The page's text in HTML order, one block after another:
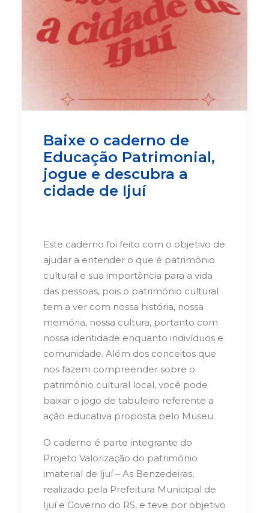
Baixe o caderno de
Educação Patrimonial,
jogue e descubra a
cidade de Ijuí
Este caderno foi feito com o objetivo de
ajudar a entender o que é patrimônio
cultural e sua importância para a vida
das pessoas, pois o patrimônio cultural
tem a ver com nossa história, nossa
memória, nossa cultura, portanto com
nossa identidade enquanto indivíduos e
comunidade. Além dos conceitos que
nos fazem compreender sobre o
patrimônio cultural local, você pode
baixar o jogo de tabuleiro referente a
ação educativa proposta pelo Museu.
O caderno é parte integrante do
Projeto Valorização do patrimônio
imaterial de Ijuí – As Benzedeiras,
realizado pela Prefeitura Municipal de
Ijuí e Governo do RS, e teve por objetivo